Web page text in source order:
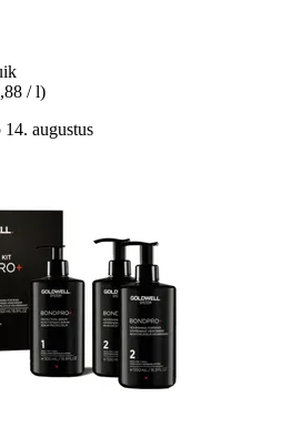
/ l)
augustus